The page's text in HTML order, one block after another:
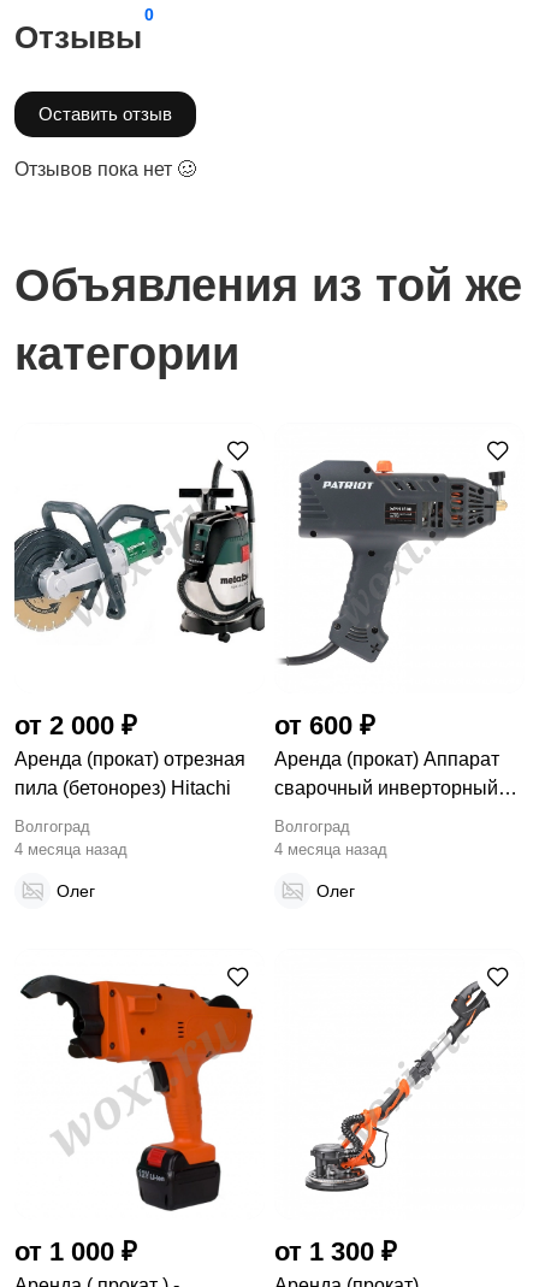
Отзывы
0
Оставить отзыв
Отзывов пока нет 🥴
Объявления из той же
категории
от 2 000 ₽
Аренда (прокат) отрезная
пила (бетонорез) Hitachi
Волгоград
4 месяца назад
Олег
от 600 ₽
Аренда (прокат) Аппарат
сварочный инверторный
PATRIOT
Волгоград
4 месяца назад
Олег
от 1 000 ₽ от 1 300 ₽